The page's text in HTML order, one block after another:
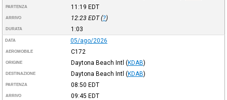
PARTENZA 11:19 EDT
ARRIVO 12:23 EDT(?)
DURATA 1:03
DATA 05/ago/2026
AEROMOBILE C172
ORIGINE Daytona Beach Intl (KDAB)
DESTINAZIONE Daytona Beach Intl (KDAB)
PARTENZA 08:50 EDT
ARRIVO 09:45 EDT